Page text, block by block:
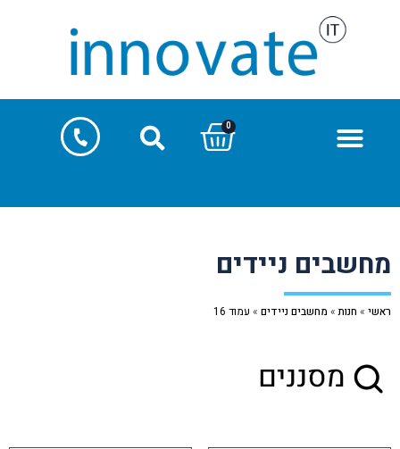
0
מחשבים ניידים
ראשי » חנות» מחשבים ניידים » עמוד 16